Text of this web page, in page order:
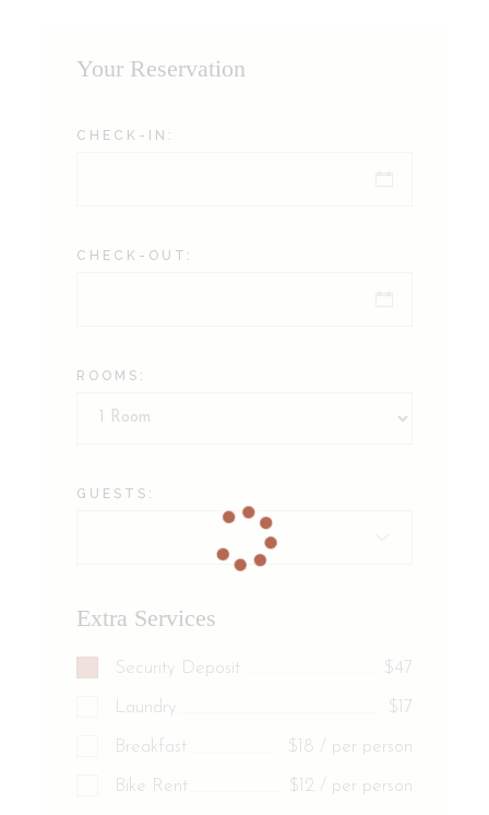
Your Reservation
CHECK-IN:
CHECK-OUT:
ROOMS:
GUESTS:
Extra Services
Security Deposit $47
Laundry $17
Breakfast $18 / per person
Bike Rent $12 / per person